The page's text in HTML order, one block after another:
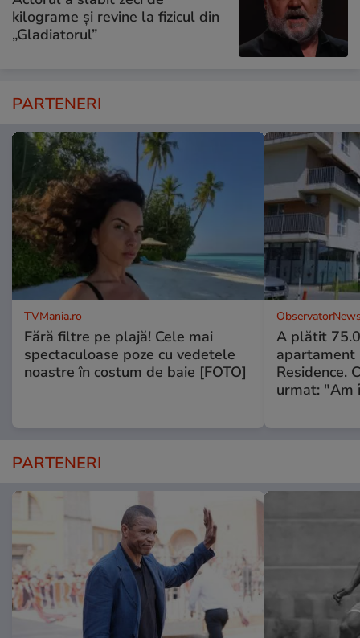
kilograme și revine la fizicul din
„Gladiatorul”
PARTENERI
TVMania.ro
Fără filtre pe plajă! Cele mai
spectaculoase poze cu vedetele
noastre în costum de baie [FOTO]
A plătit
apartament
Residence.
urmat: "Am
PARTENERI